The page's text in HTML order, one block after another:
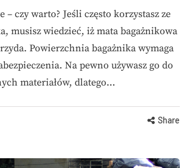
– czy warto? Jeśli często korzystasz ze
musisz wiedzieć, iż mata bagażnikowa
Powierzchnia bagażnika wymaga
Na pewno używasz go do
materiałów, dlatego…
Share